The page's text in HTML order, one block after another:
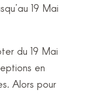
19 Mai
du 19 Mai
en
Alors pour